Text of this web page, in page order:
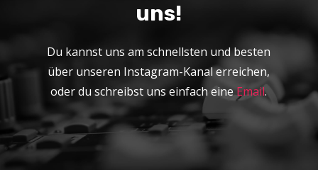
uns!
Du kannst uns am schnellsten und besten
über unseren Instagram-Kanal erreichen,
oder du schreibst uns einfach eine Email.